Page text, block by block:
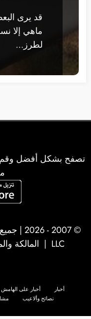
لطرز…
تصفح بشكل أفضل وقم
© 2007 - 2026 | جميع الحقوق محفوظة لشركة
LLC | المالكة
أخبار أخبار على الهامش
نصائح وألاعيب